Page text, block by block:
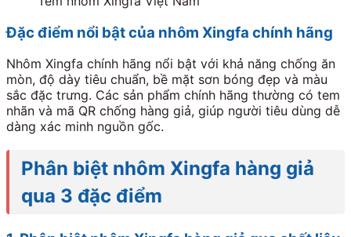
Đặc điểm nổi bật của nhôm Xingfa chính hãng
Nhôm Xingfa chính hãng nổi bật với khả năng chống ăn
mòn, độ dày tiêu chuẩn, bề mặt sơn bóng đẹp và màu
sắc đặc trưng. Các sản phẩm chính hãng thường có tem
nhãn và mã QR chống hàng giả, giúp người tiêu dùng dễ
dàng xác minh nguồn gốc.
Phân biệt nhôm Xingfa hàng giả
qua 3 đặc điểm